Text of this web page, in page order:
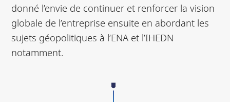
donné l’envie de continuer et renforcer la vision
globale de l’entreprise ensuite en abordant les
sujets géopolitiques à l’ENA et l’IHEDN
notamment.